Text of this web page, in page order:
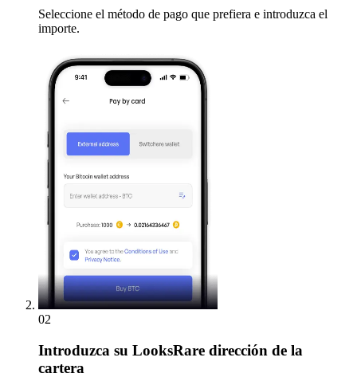
Seleccione el método de pago que prefiera e introduzca el
importe.
02
Introduzca su LooksRare dirección de la
cartera